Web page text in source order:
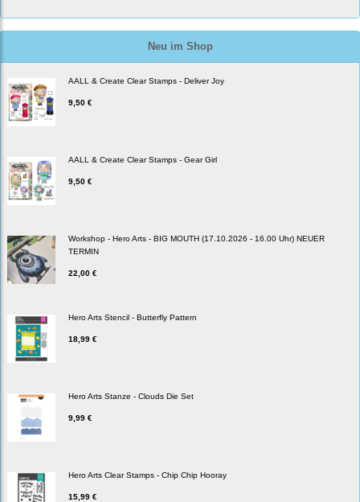
Neu im Shop
AALL & Create Clear Stamps - Deliver Joy
9,50 €
AALL & Create Clear Stamps - Gear Girl
9,50 €
Workshop - Hero Arts - BIG MOUTH (17.10.2026 - 16.00 Uhr) NEUER
TERMIN
22,00 €
Hero Arts Stencil - Butterfly Pattern
18,99 €
Hero Arts Stanze - Clouds Die Set
9,99 €
Hero Arts Clear Stamps - Chip Chip Hooray
15,99 €